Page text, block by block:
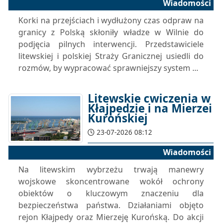
Wiadomości
Korki na przejściach i wydłużony czas odpraw na
granicy z Polską skłoniły władze w Wilnie do
podjęcia pilnych interwencji. Przedstawiciele
litewskiej i polskiej Straży Granicznej usiedli do
rozmów, by wypracować sprawniejszy system ...
Litewskie cwiczenia w
Kłajpedzie i na Mierzei
Kurońskiej
23-07-2026 08:12
Wiadomości
Na litewskim wybrzeżu trwają manewry
wojskowe skoncentrowane wokół ochrony
obiektów o kluczowym znaczeniu dla
bezpieczeństwa państwa. Działaniami objęto
rejon Kłajpedy oraz Mierzeję Kurońską. Do akcji